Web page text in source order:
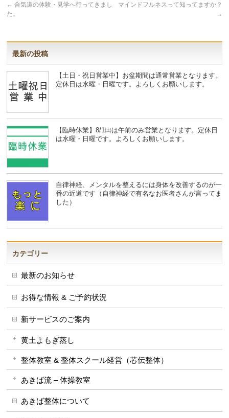
← 合気道の体験・見学へ行ってきまし
た。
マインドフルネスって知ってますか？
→
最新の投稿
【土日・祝日営業中】お盆期間は通常営業となります。
定休日は水曜・日曜です。よろしくお願いします。
【臨時休業】8/1㈯は午前のみ営業となります。定休日
は水曜・日曜です。よろしくお願いします。
自律神経、メンタルを整えるには身体を改善するのが一
番の近道です（自律神経で有名なお医者さんが言ってま
した）
カテゴリー
最新のお知らせ
お得な情報 & ご予約状況
新サービスのご案内
黄土よもぎ蒸し
整体教室 & 整体スクール経営（芯伝整体）
あきば流 – 体操教室
あきば整体について